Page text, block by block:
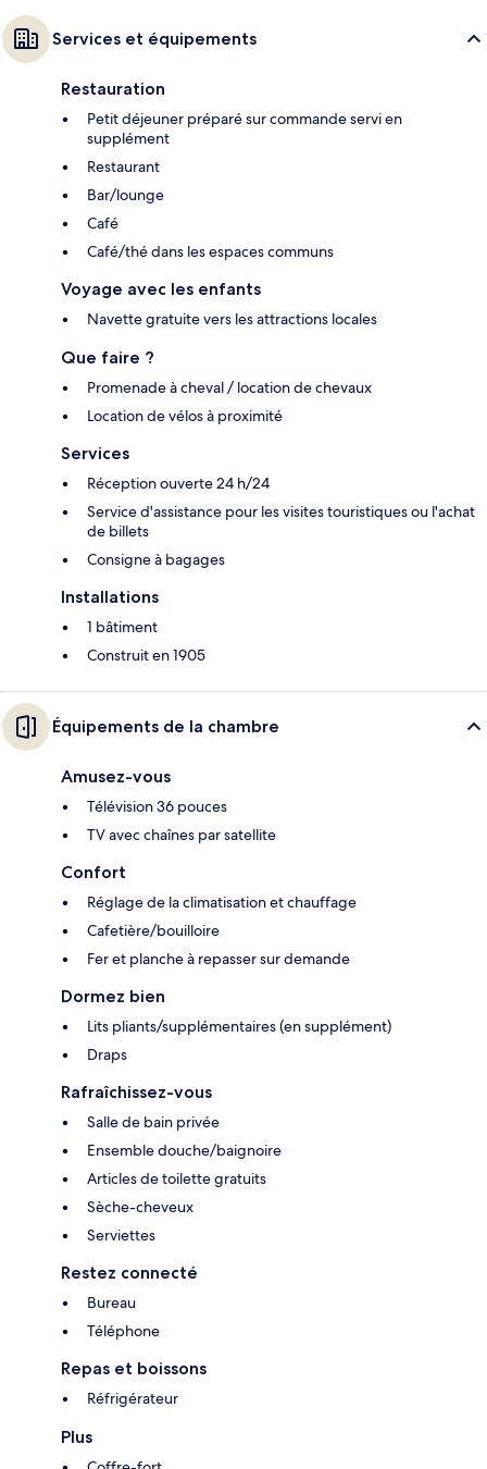
Services et équipements
Restauration
Petit déjeuner préparé sur commande servi en
supplément
Restaurant
Bar/lounge
Café
Café/thé dans les espaces communs
Voyage avec les enfants
Navette gratuite vers les attractions locales
Que faire ?
Promenade à cheval / location de chevaux
Location de vélos à proximité
Services
Réception ouverte 24 h/24
Service d'assistance pour les visites touristiques ou l'achat
de billets
Consigne à bagages
Installations
1 bâtiment
Construit en 1905
Équipements de la chambre
Amusez-vous
Télévision 36 pouces
TV avec chaînes par satellite
Confort
Réglage de la climatisation et chauffage
Cafetière/bouilloire
Fer et planche à repasser sur demande
Dormez bien
Lits pliants/supplémentaires (en supplément)
Draps
Rafraîchissez-vous
Salle de bain privée
Ensemble douche/baignoire
Articles de toilette gratuits
Sèche-cheveux
Serviettes
Restez connecté
Bureau
Téléphone
Repas et boissons
Réfrigérateur
Plus